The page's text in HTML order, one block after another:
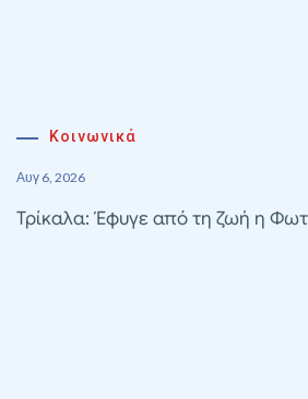
Κοινωνικά
Αυγ 6, 2026
Τρίκαλα: Έφυγε από τη ζωή η